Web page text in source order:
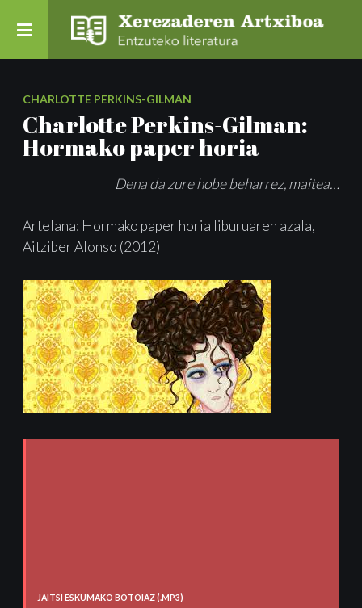
CHARLOTTE PERKINS-GILMAN
Charlotte Perkins-Gilman:
Hormako paper horia
Dena da zure hobe beharrez, maitea…
Artelana: Hormako paper horia liburuaren azala,
Aitziber Alonso (2012)
JAITSI ESKUMAKO BOTOIAZ (.MP3)